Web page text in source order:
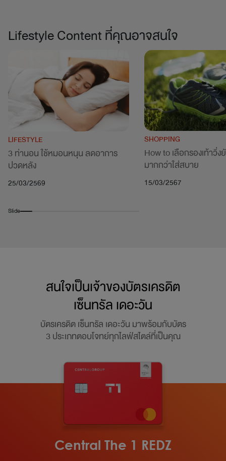
Lifestyle Content ที่คุณอาจสนใจ
LIFESTYLE
3 ท่านอน ใช้หมอนหนุน ลดอาการ
ปวดหลัง
25/03/2569
SHOPPING
How to เลือกรองเท้าวิ่งยั
มากกว่าใส่สบาย
15/03/2567
Slide
สนใจเป็นเจ้าของบัตรเครดิต
เซ็นทรัล เดอะวัน
บัตรเครดิต เซ็นทรัล เดอะวัน มาพร้อมกับบัตร
3 ประเภทตอบโจทย์ทุกไลฟ์สไตล์ที่เป็นคุณ
Central The 1 REDZ